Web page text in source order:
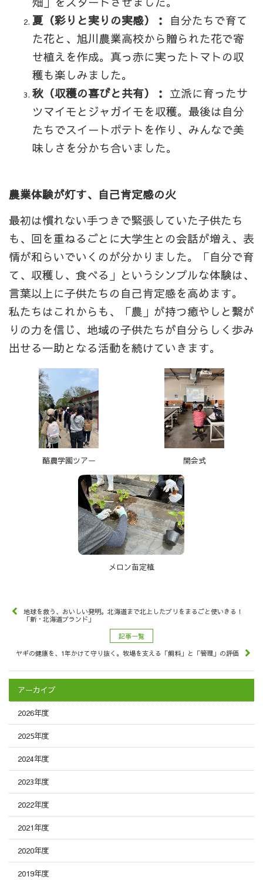
夏（彩りと実りの実感）：
自分たちで育て
た花と、旭川農業高校から贈られた花で寄
せ植えを作成。真っ赤に実ったトマトの収
穫も楽しみました。
秋（収穫の喜びと共有）： 立派に育ったサ
ツマイモとジャガイモを収穫。最後は自分
たちでスイートポテトを作り、みんなで美
味しさを分かち合いました。
農業体験が灯す、自己肯定感の火
最初は慣れない手つきで緊張していた子供たち
も、回を重ねるごとに大学生との会話が増え、表
情が和らいでいくのが分かりました。「自分で育
て、収穫し、食べる」というシンプルな体験は、
言葉以上に子供たちの自己肯定感を高めます。
私たちはこれからも、「農」が持つ癒やしと繋が
りの力を信じ、地域の子供たちが自分らしく歩み
出せる一助となる活動を続けていきます。
酪農学園ツアー 開会式
メロン苗定植
地球を救う、おいしい発明。北海道まで北上したブリをまるごと使いきる！
「新・北海道ブランド」
記事一覧
ヤギの健康を、1年かけて守り抜く。牧場を支える「飼料」と「管理」の評価
アーカイブ
2026年度
2025年度
2024年度
2023年度
2022年度
2021年度
2020年度
2019年度